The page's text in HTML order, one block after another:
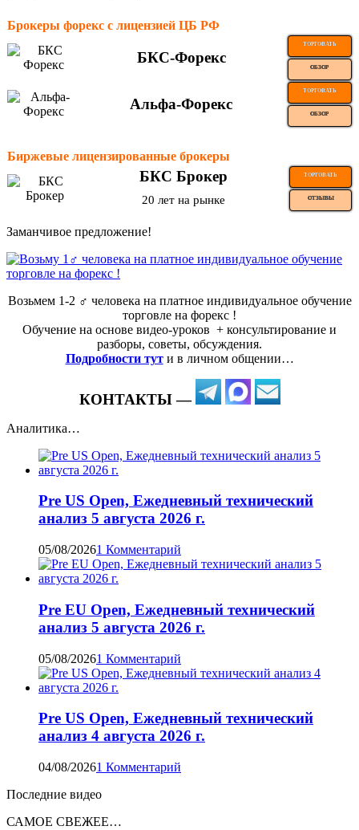
Брокеры форекс с лицензией ЦБ РФ
БКС-Форекс
ТОРГОВАТЬ
ОБЗОР
Альфа-Форекс
ТОРГОВАТЬ
ОБЗОР
Биржевые лицензированные брокеры
БКС Брокер ТОРГОВАТЬ
20 лет на рынке ОТЗЫВЫ
Заманчивое предложение!
Возьмем 1-2 ‍♂️ человека на платное индивидуальное обучение
торговле на форекс !
Обучение на основе видео-уроков ️ + консультирование и
разборы, советы, обсуждения.
Подробности тут и в личном общении…
КОНТАКТЫ —
Аналитика…
Pre US Open, Ежедневный технический
анализ 5 августа 2026 г.
05/08/20261 Комментарий
Pre EU Open, Ежедневный технический
анализ 5 августа 2026 г.
05/08/20261 Комментарий
Pre US Open, Ежедневный технический
анализ 4 августа 2026 г.
04/08/20261 Комментарий
Последние видео
САМОЕ СВЕЖЕЕ…